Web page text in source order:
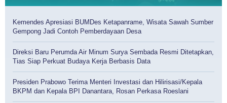
Kemendes Apresiasi BUMDes Ketapanrame, Wisata Sawah Sumber
Gempong Jadi Contoh Pemberdayaan Desa
Direksi Baru Perumda Air Minum Surya Sembada Resmi Ditetapkan,
Tias Siap Perkuat Budaya Kerja Berbasis Data
Presiden Prabowo Terima Menteri Investasi dan Hilirisasi/Kepala
BKPM dan Kepala BPI Danantara, Rosan Perkasa Roeslani